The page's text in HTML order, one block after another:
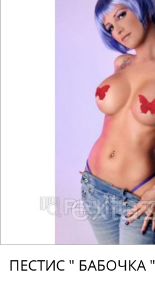
ПЕСТИС " БАБОЧКА "